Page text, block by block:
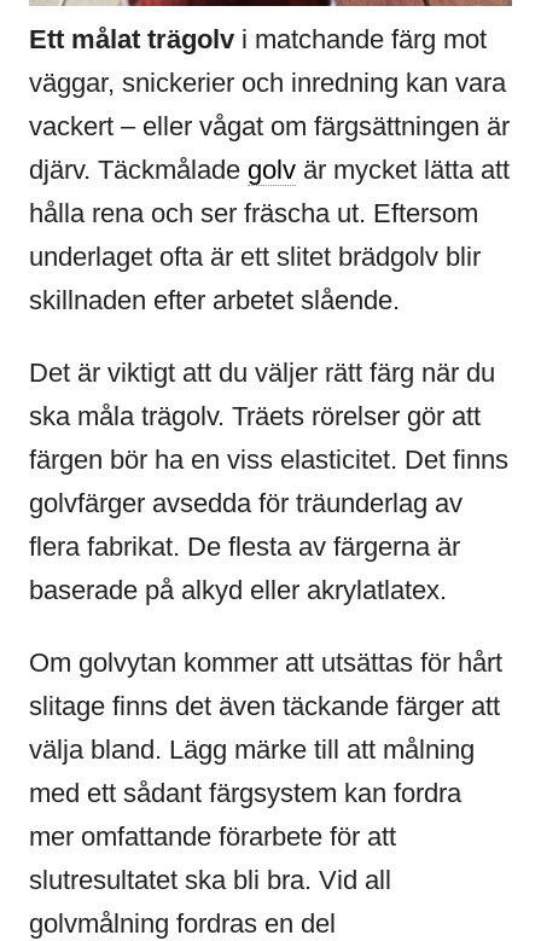
Ett målat trägolv i matchande färg mot
väggar, snickerier och inredning kan vara
vackert – eller vågat om färgsättningen är
djärv. Täckmålade golv är mycket lätta att
hålla rena och ser fräscha ut. Eftersom
underlaget ofta är ett slitet brädgolv blir
skillnaden efter arbetet slående.
Det är viktigt att du väljer rätt färg när du
ska måla trägolv. Träets rörelser gör att
färgen bör ha en viss elasticitet. Det finns
golvfärger avsedda för träunderlag av
flera fabrikat. De flesta av färgerna är
baserade på alkyd eller akrylatlatex.
Om golvytan kommer att utsättas för hårt
slitage finns det även täckande färger att
välja bland. Lägg märke till att målning
med ett sådant färgsystem kan fordra
mer omfattande förarbete för att
slutresultatet ska bli bra. Vid all
golvmålning fordras en del